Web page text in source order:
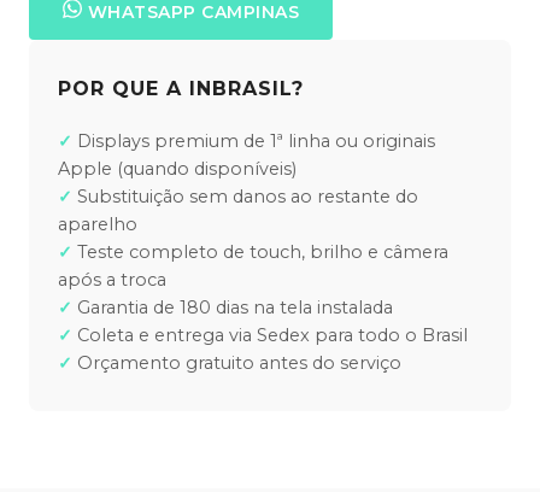
WHATSAPP CAMPINAS
POR QUE A INBRASIL?
Displays premium de 1ª linha ou originais
Apple (quando disponíveis)
Substituição sem danos ao restante do
aparelho
Teste completo de touch, brilho e câmera
após a troca
Garantia de 180 dias na tela instalada
Coleta e entrega via Sedex para todo o Brasil
Orçamento gratuito antes do serviço